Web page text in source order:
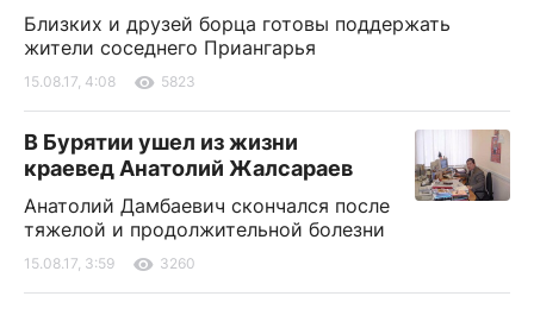
Близких и друзей борца готовы поддержать
жители соседнего Приангарья
15.08.17, 4:08 5823
В Бурятии ушел из жизни
краевед Анатолий Жалсараев
Анатолий Дамбаевич скончался после
тяжелой и продолжительной болезни
15.08.17, 3:59 3260